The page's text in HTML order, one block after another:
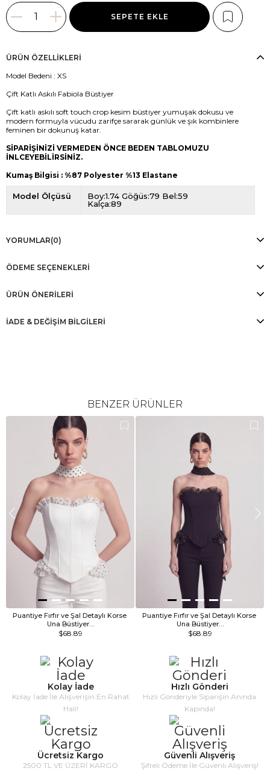
ÜRÜN ÖZELLIKLERI
Model Bedeni : XS
Çift Katlı Askılı Fabiola Büstiyer
Çift katlı askılı soft touch crop kesim büstiyer yumuşak dokusu ve
modern formuyla vücudu zarifçe sararak günlük ve şık kombinlere
feminen bir dokunuş katar.
SİPARİŞİNİZİ VERMEDEN ÖNCE BEDEN TABLOMUZU
İNLCEYEBİLİRSİNİZ.
Kumaş Bilgisi : %87 Polyester %13 Elastane
Model Ölçüsü
Boy:1.74 Göğüs:79 Bel:59
Kalça:89
YORUMLAR(0)
ÖDEME SEÇENEKLERI
ÜRÜN ÖNERILERI
İADE & DEĞİŞİM BİLGİLERİ
BENZER ÜRÜNLER
Puantiye Fırfır ve Şal Detaylı Korse
Una Büstiyer…
$68.89
Puantiye Fırfır ve Şal Detaylı Korse
Una Büstiyer…
$68.89
Kolay İade
Kolay İade İle Alışverişin En Rahat
Hali!
Hızlı Gönderi
Hızlı Gönderiyle Siparişin Anında
Kapında!
Ücretsiz Kargo
2500 TL VE ÜZERİ KARGO
Güvenli Alışveriş
Şifreli Ödeme İle Güvenli Alışveriş!